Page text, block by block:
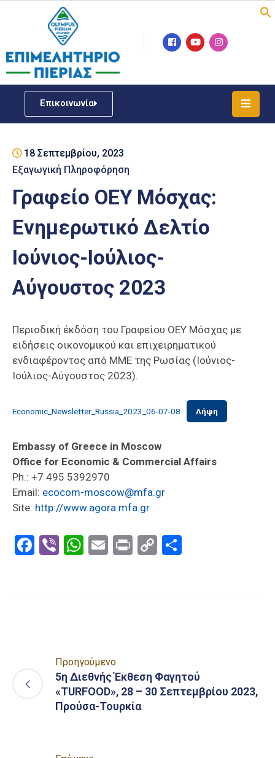
Επικοινωνία
Επιμελητήριο
Νέα
ΓΕΜΗ
Επιχειρηματική
Υποστήριξη
Έκθεση
Παραδοσιακών
Επαγγελμάτων
ΕΒΕΠ-
Πιερία
18 Σεπτεμβρίου, 2023
Εξαγωγική Πληροφόρηση
Γραφείο ΟΕΥ Μόσχας:
Ενημερωτικό Δελτίο
Ιούνιος-Ιούλιος-
Αύγουστος 2023
Περιοδική έκδόση του Γραφείου ΟΕΥ Μόσχας με
ειδήσεις οικονομικού και επιχειρηματικού
ενδιαφέροντος από ΜΜΕ της Ρωσίας (Ιούνιος-
Ιούλιος-Αύγουστος 2023).
Economic_Newsletter_Russia_2023_06-07-08 Λήψη
Embassy of Greece in Moscow
Office for Economic & Commercial Affairs
Ph.: +7 495 5392970
Email: ecocom-moscow@mfa.gr
Site: http://www.agora.mfa.gr
Facebook
ViberWhatsApp
EmailPrintCopy
Προηγούμενο
5η Διεθνής Έκθεση Φαγητού
«TURFOOD», 28 – 30 Σεπτεμβρίου 2023,
Προύσα-Τουρκία